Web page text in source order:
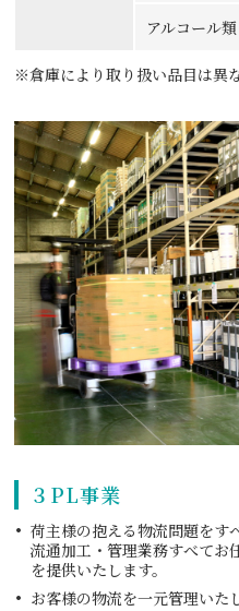
アルコール類
※倉庫により取り扱い品目は異な
３PL事業
荷主様の抱える物流問題をす
流通加工・管理業務すべてお
を提供いたします。
お客様の物流を一元管理いた